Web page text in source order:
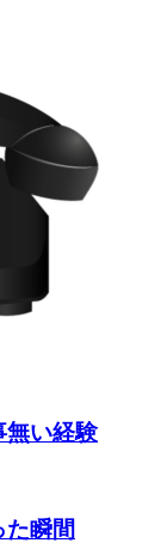
無い経験
た瞬間